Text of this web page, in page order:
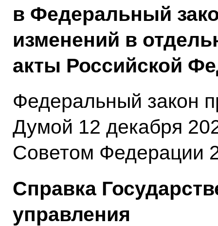
в Федеральный
изменений в
акты Российской
Федеральный закон
Думой 12 декабря
Советом Федерации
Справка
управления